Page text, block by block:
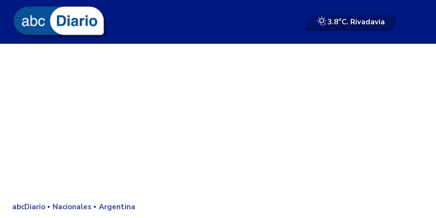
3.8°C. Rivadavia
abcDiario Nacionales Argentina